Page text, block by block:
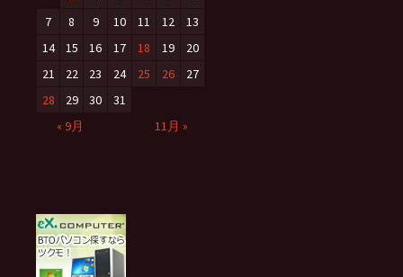
7
8 9 10 11 12
13
14
15 16 17 18 19
20
21
22 23 24 25 26
27
28
29 30
31
« 9月
11月 »